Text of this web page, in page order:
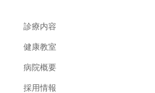
診療内容
健康教室
病院概要
採用情報